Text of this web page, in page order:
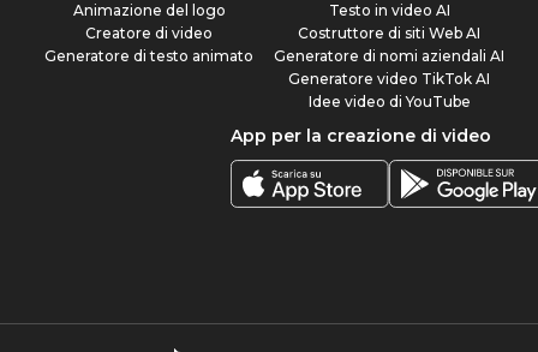
Animazione del logo
Creatore di video
Generatore di testo animato
Testo in video AI
Costruttore di siti Web AI
Generatore di nomi aziendali AI
Generatore video TikTok AI
Idee video di YouTube
App per la creazione di video